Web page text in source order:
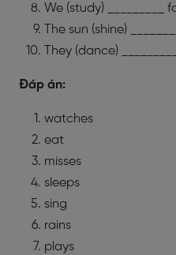
We (study) _________
The sun (shine)
They (dance)
Đáp án:
watches
eat
misses
sleeps
sing
rains
plays